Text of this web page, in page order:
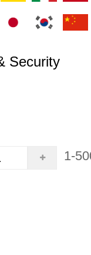
Security
1-